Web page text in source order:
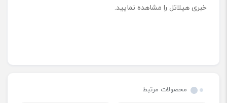
خبری هیلاتل را مشاهده نمایید.
محصولات مرتبط